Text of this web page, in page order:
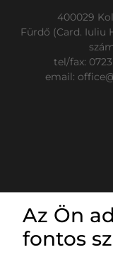
400029
Fürdő (Card. Iuliu
tel/fax:
email:
Az Ön
fontos